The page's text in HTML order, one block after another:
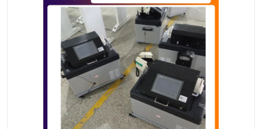
恒温恒湿称重系统 二恶英采集器
实验室仪器 LB-8110降水降尘采样器
便携式水质采样器 LB-7035油气回收
便携式超声波明渠流量计 大气环境采样器
LB-4200高锰酸盐指数仪 LB-62便携式烟气分析仪